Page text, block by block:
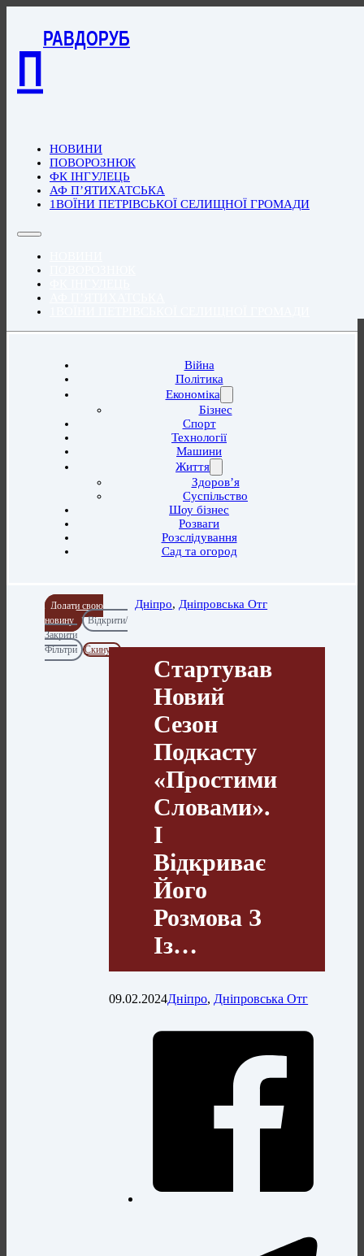
П
РАВДОРУБ
НОВИНИ
ПОВОРОЗНЮК
ФК ІНГУЛЕЦЬ
АФ П’ЯТИХАТСЬКА
1ВОЇНИ ПЕТРІВСЬКОЇ СЕЛИЩНОЇ ГРОМАДИ
Війна
Політика
Економіка
Бізнес
Спорт
Технології
Машини
Життя
Здоров’я
Суспільство
Шоу бізнес
Розваги
Розслідування
Сад та огород
Додати свою
новину
Відкрити/
Закрити
Фільтри
Скинути
Дніпро, Дніпровська Отг
Стартував
Новий
Сезон
Подкасту
«Простими
Словами».
І
Відкриває
Його
Розмова З
Із…
09.02.2024Дніпро, Дніпровська Отг